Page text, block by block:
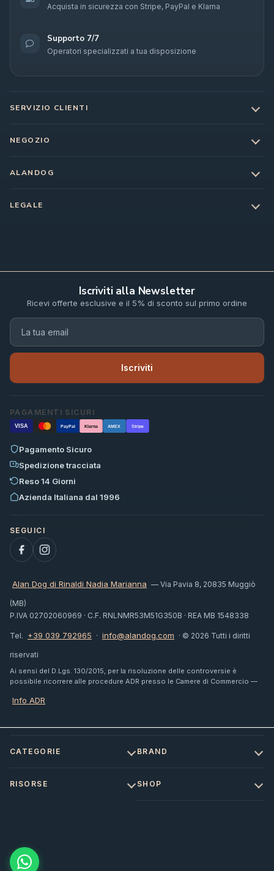
Acquista in sicurezza con Stripe, PayPal e Klarna
Supporto 7/7
Operatori specializzati a tua disposizione
SERVIZIO CLIENTI
NEGOZIO
ALANDOG
LEGALE
Iscriviti alla Newsletter
Ricevi offerte esclusive e il 5% di sconto sul primo ordine
Iscriviti
PAGAMENTI SICURI
VISA PayPal Klarna AMEX Stripe
Pagamento Sicuro
Spedizione tracciata
Reso 14 Giorni
Azienda Italiana dal 1996
Alan Dog di Rinaldi Nadia Marianna — Via Pavia 8, 20835 Muggiò
(MB)
P.IVA 02702060969 · C.F. RNLNMR53M51G350B · REA MB 1548338
Tel. +39 039 792965 · info@alandog.com · © 2026 Tutti i diritti
riservati
Ai sensi del D.Lgs. 130/2015, per la risoluzione delle controversie è
possibile ricorrere alle procedure ADR presso le Camere di Commercio —
Info ADR
CATEGORIE BRAND
RISORSE SHOP